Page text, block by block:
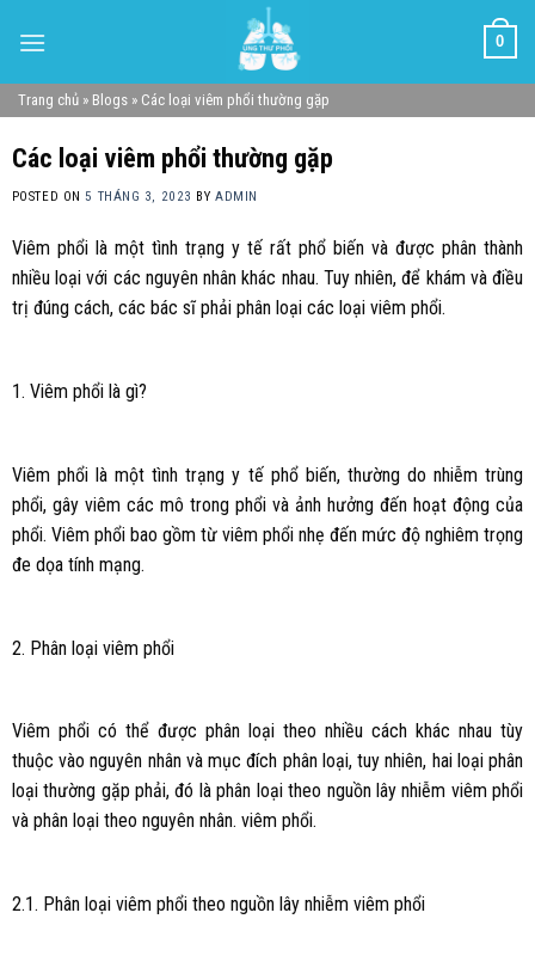
0
Trang chủ » Blogs » Các loại viêm phổi thường gặp
Các loại viêm phổi thường gặp
POSTED ON5 THÁNG 3, 2023 BYADMIN
Viêm phổi là một tình trạng y tế rất phổ biến và được phân thành
nhiều loại với các nguyên nhân khác nhau. Tuy nhiên, để khám và điều
trị đúng cách, các bác sĩ phải phân loại các loại viêm phổi.
1. Viêm phổi là gì?
Viêm phổi là một tình trạng y tế phổ biến, thường do nhiễm trùng
phổi, gây viêm các mô trong phổi và ảnh hưởng đến hoạt động của
phổi. Viêm phổi bao gồm từ viêm phổi nhẹ đến mức độ nghiêm trọng
đe dọa tính mạng.
2. Phân loại viêm phổi
Viêm phổi có thể được phân loại theo nhiều cách khác nhau tùy
thuộc vào nguyên nhân và mục đích phân loại, tuy nhiên, hai loại phân
loại thường gặp phải, đó là phân loại theo nguồn lây nhiễm viêm phổi
và phân loại theo nguyên nhân. viêm phổi.
2.1. Phân loại viêm phổi theo nguồn lây nhiễm viêm phổi